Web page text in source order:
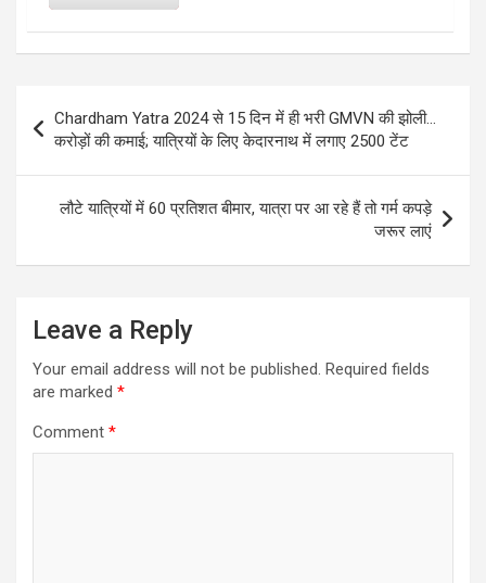
navigation
Chardham Yatra 2024 से 15 दिन में ही भरी GMVN की झोली…
करोड़ों की कमाई; यात्रियों के लिए केदारनाथ में लगाए 2500 टेंट
लौटे यात्रियों में 60 प्रतिशत बीमार, यात्रा पर आ रहे हैं तो गर्म कपड़े
जरूर लाएं
Leave a Reply
Your email address will not be published. Required fields
are marked *
Comment *